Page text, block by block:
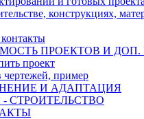
конструкциях,
ПРОЕКТОВ И ДОП.
проект
чертежей, пример
И АДАПТАЦИЯ
СТРОИТЕЛЬСТВО